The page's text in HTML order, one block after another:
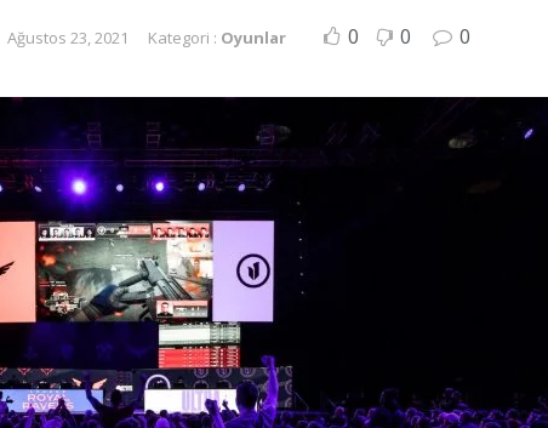
Ağustos 23, 2021 Kategori : Oyunlar 0 0 0